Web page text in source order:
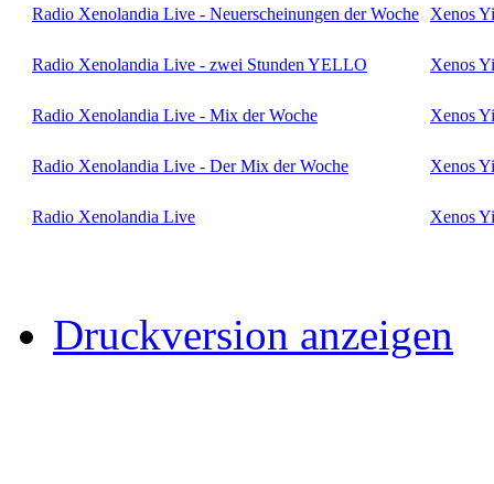
Radio Xenolandia Live - Neuerscheinungen der Woche Xenos
Radio Xenolandia Live - zwei Stunden YELLO Xenos
Radio Xenolandia Live - Mix der Woche Xenos
Radio Xenolandia Live - Der Mix der Woche Xenos
Radio Xenolandia Live Xenos
Druckversion anzeigen